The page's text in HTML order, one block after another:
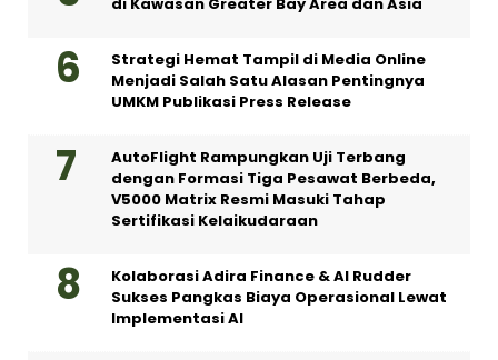
Strategi Hemat Tampil di Media Online
Menjadi Salah Satu Alasan Pentingnya
UMKM Publikasi Press Release
AutoFlight Rampungkan Uji Terbang
dengan Formasi Tiga Pesawat Berbeda,
V5000 Matrix Resmi Masuki Tahap
Sertifikasi Kelaikudaraan
Kolaborasi Adira Finance & AI Rudder
Sukses Pangkas Biaya Operasional Lewat
Implementasi AI